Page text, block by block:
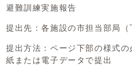
避難訓練実施報告
提出先：各施設の市担当部局（
提出方法：ページ下部の様式の
紙または電子データで提出